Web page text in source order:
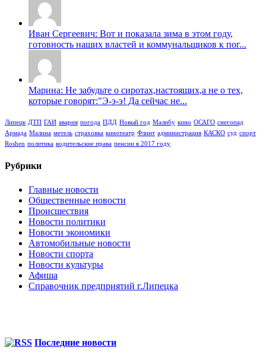
Иван Сергеевич: Вот и показала зима в этом году,
готовность наших властей и коммунальщиков к пог...
Марина: Не забудьте о сиротах,настоящих,а не о тех,
которые говорят:"Э-э-э! Да сейчас не...
Липецк ДТП ГАИ авария погода ПДД Новый год Малибу кино ОСАГО снегопад
Армада Малина метель страховка кинотеатр Флинт администрация КАСКО суд спорт
Roshen политика водительские права пенсии в 2017 году
Рубрики
Главные новости
Общественные новости
Происшествия
Новости политики
Новости экономики
Автомобильные новости
Новости спорта
Новости культуры
Афиша
Справочник предприятий г.Липецка
Последние новости